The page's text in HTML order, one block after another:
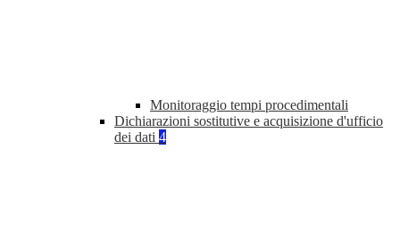
Monitoraggio tempi procedimentali
Dichiarazioni sostitutive e acquisizione d'ufficio
dei dati 4